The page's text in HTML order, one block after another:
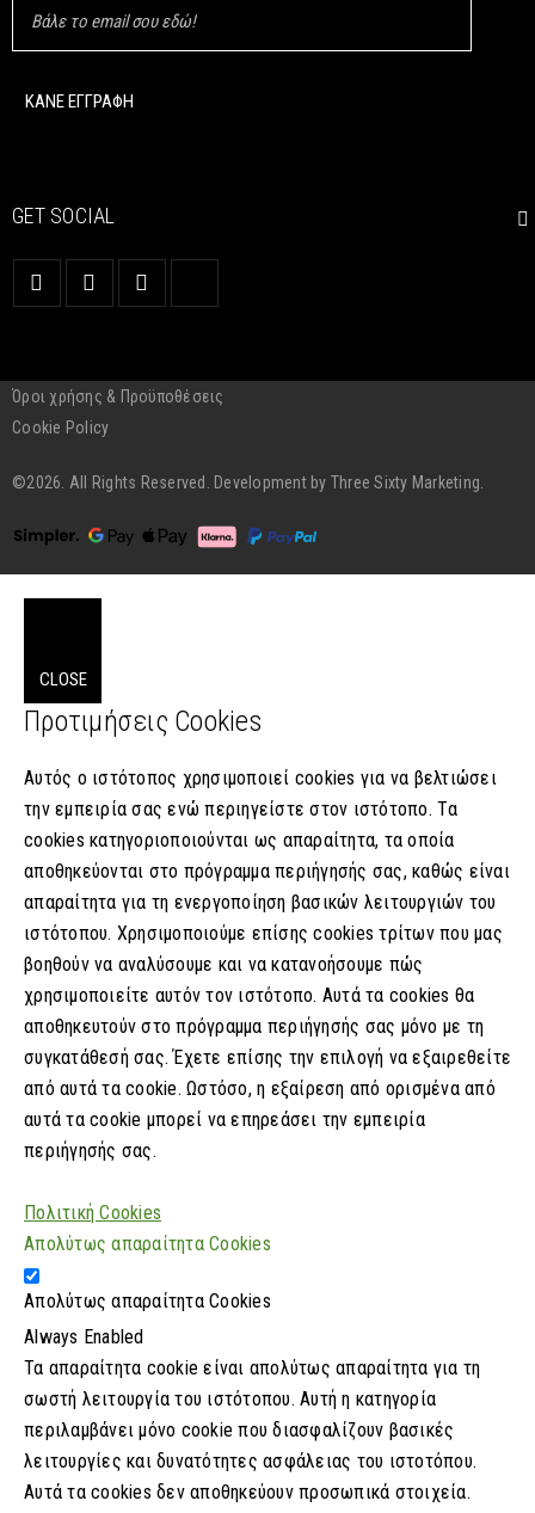
ΜΑΡ
GET SOCIAL
Όροι χρήσης & Προϋποθέσεις
Cookie Policy
©2026. All Rights Reserved. Development by Three Sixty Marketing.
CLOSE
Προτιμήσεις Cookies
Αυτός ο ιστότοπος χρησιμοποιεί cookies για να βελτιώσει
την εμπειρία σας ενώ περιηγείστε στον ιστότοπο. Tα
cookies κατηγοριοποιούνται ως απαραίτητα, τα οποία
αποθηκεύονται στο πρόγραμμα περιήγησής σας, καθώς είναι
απαραίτητα για τη ενεργοποίηση βασικών λειτουργιών του
ιστότοπου. Χρησιμοποιούμε επίσης cookies τρίτων που μας
βοηθούν να αναλύσουμε και να κατανοήσουμε πώς
χρησιμοποιείτε αυτόν τον ιστότοπο. Αυτά τα cookies θα
αποθηκευτούν στο πρόγραμμα περιήγησής σας μόνο με τη
συγκατάθεσή σας. Έχετε επίσης την επιλογή να εξαιρεθείτε
από αυτά τα cookie. Ωστόσο, η εξαίρεση από ορισμένα από
αυτά τα cookie μπορεί να επηρεάσει την εμπειρία
περιήγησής σας.
Πολιτική Cookies
Απολύτως απαραίτητα Cookies
Απολύτως απαραίτητα Cookies
Always Enabled
Τα απαραίτητα cookie είναι απολύτως απαραίτητα για τη
σωστή λειτουργία του ιστότοπου. Αυτή η κατηγορία
περιλαμβάνει μόνο cookie που διασφαλίζουν βασικές
λειτουργίες και δυνατότητες ασφάλειας του ιστοτόπου.
Αυτά τα cookies δεν αποθηκεύουν προσωπικά στοιχεία.